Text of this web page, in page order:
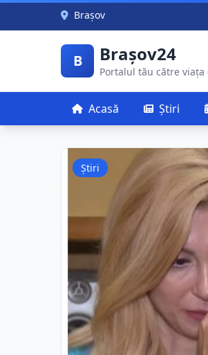
Skip to main content
Brașov
B Brașov24
Portalul tău către viața
Acasă Știri
Știri